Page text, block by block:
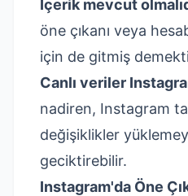
İçerik mevcut
öne çıkanı veya
için de gitmiş
Canlı veriler
nadiren, Instagram
değişiklikler
geciktirebilir.
Instagram'da Öne